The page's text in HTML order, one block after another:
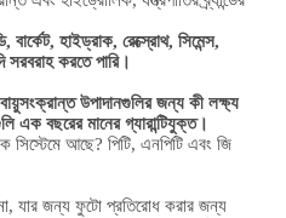
হাইড্রাক, রেক্স্রোথ, সিমেন্স,
সরবরাহ করতে পারি।
বায়ুসংক্রান্ত উপাদানগুলির জন্য কী লক্ষ্য
এক বছরের মানের গ্যারান্টিযুক্ত।
সিস্টেমে আছে? পিটি, এনপিটি এবং জি
যার জন্য ফুটো প্রতিরোধ করার জন্য